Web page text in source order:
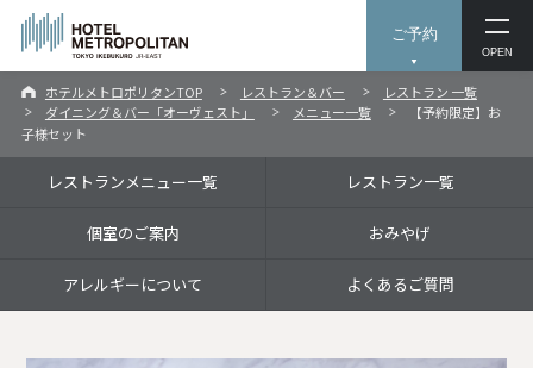
ご予約
OPEN
ホテルメトロポリタンTOP レストラン＆バー
レストラン 一覧
ダイニング＆バー「オーヴェスト」
メニュー一覧
【予約限定】お
子様セット
レストランメニュー一覧 レストラン一覧
個室のご案内 おみやげ
アレルギーについて よくあるご質問